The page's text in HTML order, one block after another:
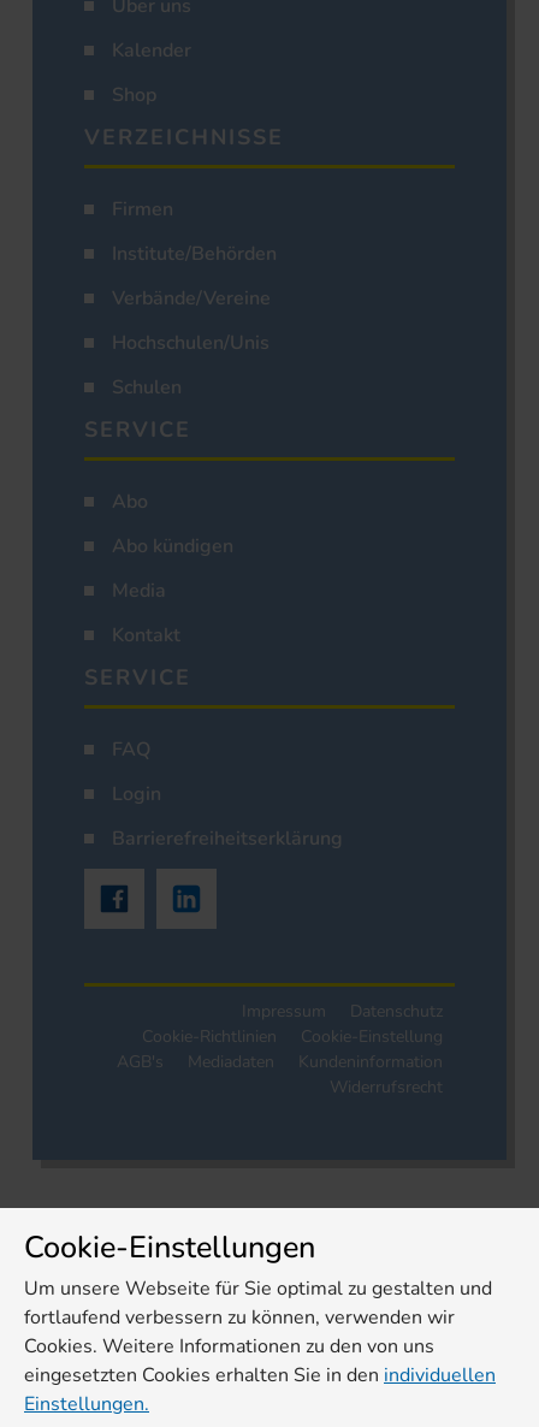
Über uns
Kalender
Shop
VERZEICHNISSE
Firmen
Institute/Behörden
Verbände/Vereine
Hochschulen/Unis
Schulen
SERVICE
Abo
Abo kündigen
Media
Kontakt
SERVICE
FAQ
Login
Barrierefreiheitserklärung
Impressum
Datenschutz
Cookie-Richtlinien
Cookie-Einstellung
AGB's
Mediadaten
Kundeninformation
Widerrufsrecht
Cookie-Einstellungen
Um unsere Webseite für Sie optimal zu gestalten und
fortlaufend verbessern zu können, verwenden wir
Cookies. Weitere Informationen zu den von uns
eingesetzten Cookies erhalten Sie in den individuellen
Einstellungen.